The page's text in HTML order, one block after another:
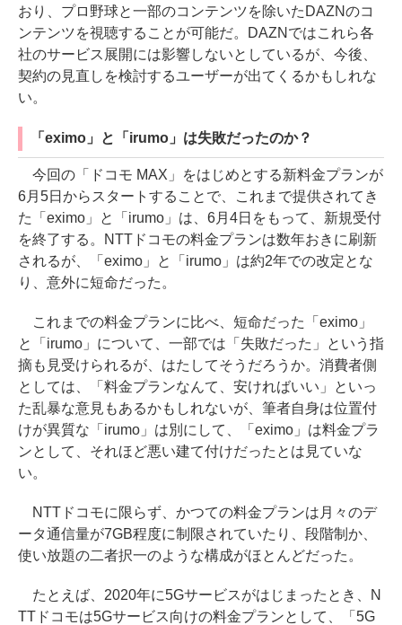
おり、プロ野球と一部のコンテンツを除いたDAZNのコ
ンテンツを視聴することが可能だ。DAZNではこれら各
社のサービス展開には影響しないとしているが、今後、
契約の見直しを検討するユーザーが出てくるかもしれな
い。
「eximo」と「irumo」は失敗だったのか？
今回の「ドコモ MAX」をはじめとする新料金プランが
6月5日からスタートすることで、これまで提供されてき
た「eximo」と「irumo」は、6月4日をもって、新規受付
を終了する。NTTドコモの料金プランは数年おきに刷新
されるが、「eximo」と「irumo」は約2年での改定とな
り、意外に短命だった。
これまでの料金プランに比べ、短命だった「eximo」
と「irumo」について、一部では「失敗だった」という指
摘も見受けられるが、はたしてそうだろうか。消費者側
としては、「料金プランなんて、安ければいい」といっ
た乱暴な意見もあるかもしれないが、筆者自身は位置付
けが異質な「irumo」は別にして、「eximo」は料金プラ
ンとして、それほど悪い建て付けだったとは見ていな
い。
NTTドコモに限らず、かつての料金プランは月々のデ
ータ通信量が7GB程度に制限されていたり、段階制か、
使い放題の二者択一のような構成がほとんどだった。
たとえば、2020年に5Gサービスがはじまったとき、N
TTドコモは5Gサービス向けの料金プランとして、「5G